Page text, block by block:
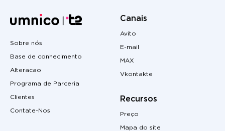
Sobre nós
Base de conhecimento
Alteracao
Programa de Parceria
Clientes
Contate-Nos
Canais
Avito
E-mail
MAX
Vkontakte
Recursos
Preço
Mapa do site